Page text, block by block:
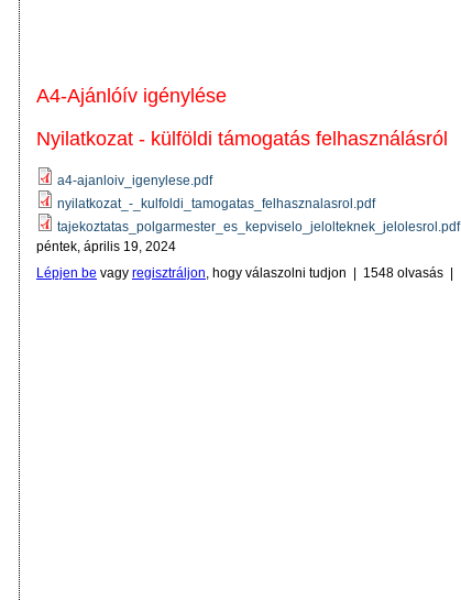
A4-Ajánlóív igénylése
Nyilatkozat - külföldi támogatás felhasználásról
a4-ajanloiv_igenylese.pdf
nyilatkozat_-_kulfoldi_tamogatas_felhasznalasrol.pdf
tajekoztatas_polgarmester_es_kepviselo_jelolteknek_jelolesrol.pdf
péntek, április 19, 2024
Lépjen be vagy regisztráljon , hogy válaszolni tudjon | 1548 olvasás |